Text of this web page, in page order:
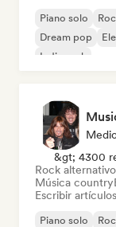
Piano solo
Dream pop
Indie rock
&gt; 4300
Rock alternativo
Música country
Escribir artículos
Piano solo